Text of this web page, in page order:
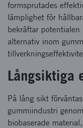
formsprutades
lämplighet för
bekräftar potentialen
alternativ inom
Långsiktiga
På lång sikt
gummiindustri
biobaserade